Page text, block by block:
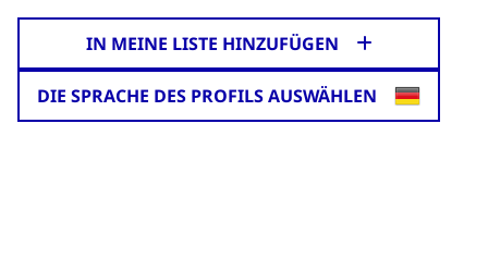
IN MEINE LISTE HINZUFÜGEN
DIE SPRACHE DES PROFILS AUSWÄHLEN